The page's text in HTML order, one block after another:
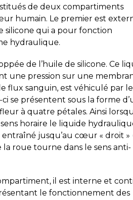
de deux compartiments
humain. Le premier est
silicone qui a pour fonction
hydraulique.
de l’huile de silicone. Ce
une pression sur une
flux sanguin, est véhiculé par
se présentent sous la forme
à quatre pétales. Ainsi
horaire le liquide
jusqu’au cœur « droit »
roue tourne dans le sens anti-
il est interne et
le fonctionnement des